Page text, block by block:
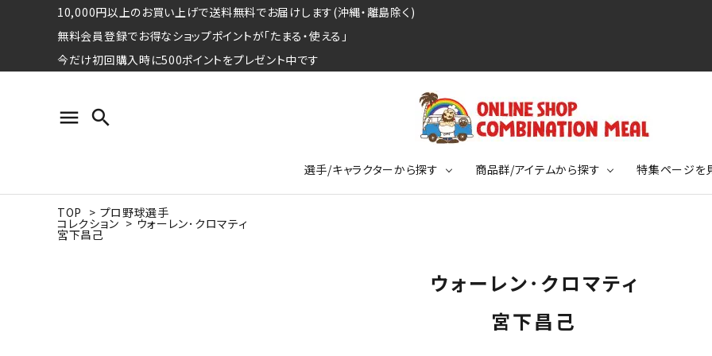
10,000円以上のお買い上げで送料無料でお届けします(沖縄・離島除く)
無料会員登録でお得なショップポイントが「たまる・使える」
今だけ初回購入時に500ポイントをプレゼント中です
menu search
選手/キャラクターから探す
プロ野球選手コレクション
レジェンドサッカー選手シリーズ 競走馬コレクション
カジュアルフットボールスタイル
商品群/アイテムから探す
Tシャツ
KIDSサイズ
特集ページを
特集ページ
TOP > プロ野球選手
コレクション > ウォーレン･クロマティ
宮下昌己
ウォーレン･クロマティ
宮下昌己